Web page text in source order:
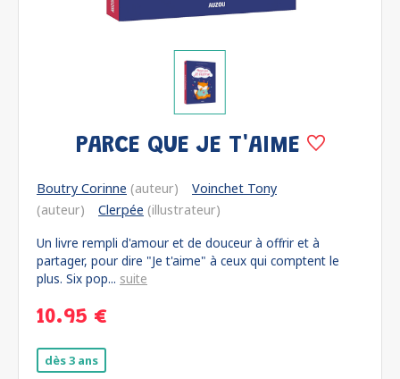
PARCE QUE JE T'AIME
Boutry Corinne (auteur)
Voinchet Tony
(auteur)
Clerpée (illustrateur)
Un livre rempli d'amour et de douceur à offrir et à
partager, pour dire "Je t'aime" à ceux qui comptent le
plus. Six pop... suite
10.95 €
dès 3 ans